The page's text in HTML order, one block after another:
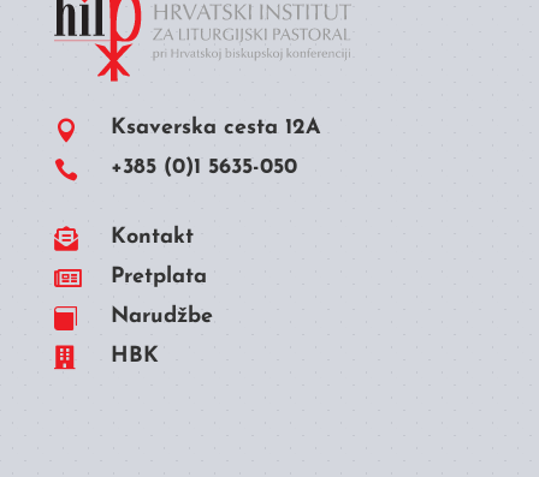
 Ksaverska cesta 12A
 +385 (0)1 5635-050
 Kontakt
 Pretplata
 Narudžbe
 HBK